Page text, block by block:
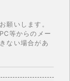
願いします。
等からのメー
ない場合があ